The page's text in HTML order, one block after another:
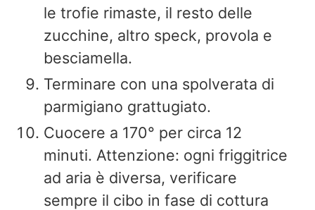
le trofie rimaste, il resto delle
zucchine, altro speck, provola e
besciamella.
Terminare con una spolverata di
parmigiano grattugiato.
Cuocere a 170° per circa 12
minuti. Attenzione: ogni friggitrice
ad aria è diversa, verificare
sempre il cibo in fase di cottura